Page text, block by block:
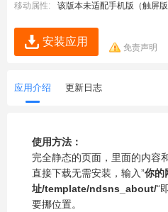
移动属性:
该版本未适配手机版（触屏版
安装应用 免责声明
应用介绍 更新日志
使用方法：
完全静态的页面，里面的内容
直接下载无需安装，输入”你的
址/template/ndsns_about/“
要挪位置。